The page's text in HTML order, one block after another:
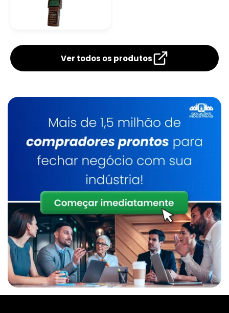
Ultrassônico Portátil
Ver todos os produtos